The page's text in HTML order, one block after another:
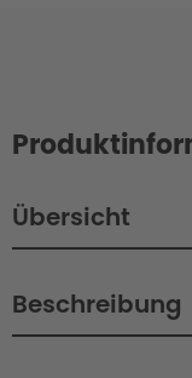
Übersicht
Beschreibung